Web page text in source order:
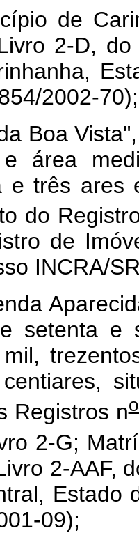
de
2-D,
2002-70);
Vista",
e área
e três ares
do
de
INCRA/
Aparecida
setenta e
Registros n
2-G;
2-AAF,
Estado
09);